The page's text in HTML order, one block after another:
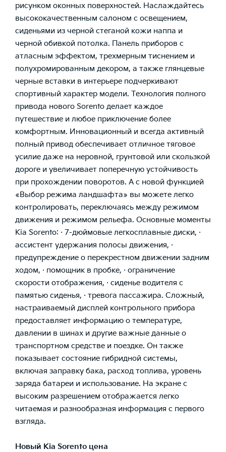
рисунком оконных поверхностей. Наслаждайтесь
высококачественным салоном с освещением,
сиденьями из черной стеганой кожи наппа и
черной обивкой потолка. Панель приборов с
атласным эффектом, трехмерным тиснением и
полухромированным декором, а также глянцевые
черные вставки в интерьере подчеркивают
спортивный характер модели. Технология полного
привода нового Sorento делает каждое
путешествие и любое приключение более
комфортным. Инновационный и всегда активный
полный привод обеспечивает отличное тяговое
усилие даже на неровной, грунтовой или скользкой
дороге и увеличивает поперечную устойчивость
при прохождении поворотов. А с новой функцией
«Выбор режима ландшафта» вы можете легко
контролировать, переключаясь между режимом
движения и режимом рельефа. Основные моменты
Kia Sorento: · 7-дюймовые легкосплавные диски, ·
ассистент удержания полосы движения, ·
предупреждение о перекрестном движении задним
ходом, · помощник в пробке, · ограничение
скорости отображения, · сиденье водителя с
памятью сиденья, · тревога пассажира. Сложный,
настраиваемый дисплей контрольного прибора
предоставляет информацию о температуре,
давлении в шинах и другие важные данные о
транспортном средстве и поездке. Он также
показывает состояние гибридной системы,
включая заправку бака, расход топлива, уровень
заряда батареи и использование. На экране с
высоким разрешением отображается легко
читаемая и разнообразная информация с первого
взгляда.
Новый Kia Sorento цена